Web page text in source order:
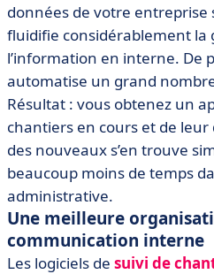
données de votre entreprise
fluidifie considérablement la
l’information en interne. De
automatise un grand
Résultat : vous obtenez un
chantiers en cours et de leur
des nouveaux s’en trouve
beaucoup moins de temps
administrative.
Une meilleure
communication interne
Les logiciels de suivi de